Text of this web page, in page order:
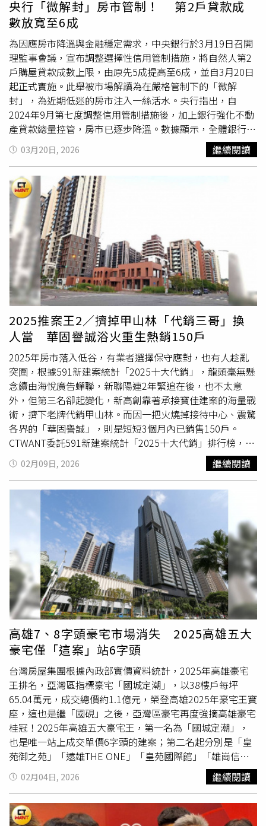
檻，貸款額度便受到限制，原本可貸4成，2024年9月20日
又再收緊剩3成，且無寬限期。然根據各大房仲與實價登錄
統計，六都新成屋近5年平均漲幅超過 50%，但高價住宅認
定標準卻10多年未配合大環境調整，引來業者不滿。房仲全
聯會理事長王瑞祺以台中豪宅門檻4,000萬元為例，有人2年
前購買時預售價3,800萬元，今年將交屋但房價增值已超過
豪宅門檻，貸款成數被迫限制最高3成，等同立即要面對7成
的自備款、也就是2,660萬元才能交屋，讓購屋人頭痛不
已。大台中不動產公會理事長蕭成忠就說，現在只要超過3
房，總價就會超過高價宅的門檻，所以3房、4房沒人要；台
中電梯別墅也幾乎都超過總價4,000萬元，但高額的自備
款，讓許多想三代同堂的家庭卻步，「央行不應該懲罰人口
多的房型！」中南部不少新透天產品、電梯別墅也都觸及豪
宅線，貸款最高只能3成，造成換屋民眾卻步。（圖／業者
提供）即將出任世界不動產聯合會總會會長的龍寶建設董事
長張麗莉即是血淋淋案例，她告訴CTWANT記者，龍寶在台
中近期交屋的案子，有近半戶數總價都超過台中豪宅貸款門
檻，4年前買賣條件可貸款55%，現在降為3成，導致近3成
的客戶面臨自備款不足。王瑞祺表示，這種案例在都會地區
很普遍，在此情況下，即使央行第二戶貸款略為鬆綁，仍難
以解決高總價產品的資金斷鍊問題，進而增加買賣雙方違約
與交易糾紛的風險。再回頭看看台北市，目前新建案平均單
價普遍站上120萬元，凡權狀50坪、室內30餘坪的新房，加
上車位總價即可能突破7,000萬元門檻。室內空間30坪即被
認定為豪宅，讓不少業者形容「政策導致市場畸形」。代銷
公會全聯會理事長戴嘉聖表示，有許多換屋需求的客戶，自
備款不夠，為了避免觸碰豪宅門檻，建商只能總價除上房價
來決定坪數。（圖／林榮芳攝）不動產代銷公會全聯會理事
長戴嘉聖就感嘆，這幾年全台房價都往上跑，政府對於豪宅
的認定金額卻一直沒動，早已和市場嚴重脫節，現在購買大
坪數產品必須先自備現金幾千萬元起跳，一般換屋族根本拿
不出這麼多現金，導致總價破豪宅線的產品都成了「票房毒
藥」，也逼得建商坪數只能越蓋越小。根據各地方平均成交
單價對應豪宅應有的百坪標準，新聯陽董事長王志祥建議，
台北市豪宅門檻應該提升到1.2億元，台中市也要調整到
5,000萬元，至於新北市和其他縣市則維持6,000萬元和
4,000萬元即可，「目前的豪宅門檻是10年前訂的，豪宅認
定標準應該也要與時俱進！」儘管政策門檻對一般換屋族造
成壓力，但他認為，對頂端客而言，貸款並非首要考量，決
定出手的關鍵在於產品的「絕對稀缺性」與「精準定位」。
王志祥觀察，這群客戶追求的是「比現有住家更高規格」的
升級體驗，例如國際級的團隊，或是豪宅車道的坡道比需達
到1:10至1:12，車位寬度至少2.75米…等細節規畫；此外，
比起單戶300坪的規劃，每戶約100坪、一次購入多戶的配
置更能精準切中這類客戶的需求。總結來看北市豪宅市場，
建商對產品細節的掌握度與定位策略，才是能否在高端住宅
市場脫穎而出的關鍵。
央行「微解封」房市管制！ 第2戶貸款成
數放寬至6成
為因應房市降溫與金融穩定需求，中央銀行於3月19日召開
理監事會議，宣布調整選擇性信用管制措施，將自然人第2
戶購屋貸款成數上限，由原先5成提高至6成，並自3月20日
起正式實施。此舉被市場解讀為在嚴格管制下的「微解
封」，為近期低迷的房市注入一絲活水。央行指出，自
2024年9月第七度調整信用管制措施後，加上銀行強化不動
產貸款總量控管，房市已逐步降溫。數據顯示，全體銀行不
動產貸款占總放款比率，已由2024年6月的37.6%高點，回
落至2026年2月的36.0%；不動產貸款年增率亦由9.4%降至
3.7%，顯示資金過度集中房市的情況已有改善。此外，房
價漲勢趨緩、交易量降溫，投機炒作情形也明顯減少。在此
背景下，央行考量部分民眾申請第2戶貸款主要為自住或家
庭需求，決定適度放寬限制，減輕換屋族資金壓力，同時兼
顧市場穩定。房市專家指出，雖僅放寬1成，但對需同時負
擔舊屋與新屋的族群而言，自備款壓力可望顯著降低，有助
打破近期買賣雙方僵局。央行第七波信用管制微調重點。
（圖／央行提供）央行鬆綁救房市 2026年迎久違甘霖住商
不動產企劃研究室執行總監徐佳馨認為，此次理監事會議釋
出善意，針對第二戶限貸令微調，為換屋族群解套，堪稱市
場久違的小驚喜，算回應市場的殷殷期盼。徐佳馨補充，央
行本次跌破眼鏡，針對換屋族的成數放寬，從五成放到六
成，除回應民意外，也是擔心不動產流動性受到影響，進而
產生系統性風險，雖然只有一成，但對產業信心有相當幫
助，也算回應市場的殷殷期盼。政策微調符期待 買賣僵局
浮現轉機大家房屋企劃研究室公關襄理賴志昶認為，如今央
行針對換屋族群最在意的第2戶房貸成數，由5成放寬至6
成，不僅符合各界對於「微調」的期待，也讓原本陷入僵局
的買賣雙方有轉圜餘地；此外，成數調升有助於大幅減輕換
屋族的自備款壓力，預計能帶動部分觀望的剛性買氣回流，
讓2025年低迷的房市交易量，在2026年總算迎來久違的甘
霖。產業迎洗牌總體檢 買方可望撿「甜甜價」賴志昶建
議，雖然央行略微鬆綁，但房市整體仍處於空頭盤整期，這
段時間依然是對第一線業者的「總體檢」。觀望氣氛雖稍有
緩解，但現金流較為緊縮的中小型業者，仍需留意斷鏈危
機，未來大者恆大情況將持續加劇；另一方面，隨著貸款成
數微幅放寬，部分面臨房屋持有成本漸高的成屋屋主心態已
調整，中古市場議價空間依然存在。對購屋人而言，此波市
場盤整仍是難得一遇的時機，建議有換屋需求的民眾，可秉
持「廣看屋、勤議價、勇下手」的原則，善用放寬的貸款成
數，在此時入手理想好宅。329檔期推了個寂寞 北台灣推案
量創15年新低新青安2.0要來了？ 財政部曝考量3面向軌道
經濟發威！三鶯線通車倒數 「這2區」房價飆
03月20日, 2026 繼續閱讀
2025推案王2／擠掉甲山林「代銷三哥」換
人當 華固譽誠浴火重生熱銷150戶
2025年房市落入低谷，有業者選擇保守應對，也有人趁亂
突圍，根據591新建案統計「2025十大代銷」，龍頭毫無懸
念續由海悅廣告蟬聯，新聯陽連2年緊追在後，也不太意
外，但第三名卻起變化，新高創靠著承接寶佳建案的海量戰
術，擠下老牌代銷甲山林。而因一把火燒掉接待中心、震驚
各界的「華固譽誠」，則是短短3個月內已銷售150戶。
CTWANT委託591新建案統計「2025十大代銷」排行榜，儘
管受信用管制與建商推案保守影響，代銷龍頭海悅去年仍以
接案總銷2,255億元、總戶數1.1萬戶奪冠，相較前年，接案
總銷僅微幅下調修正6%，指標案包括新北市永和區總銷
200億元的「漢皇River Sky」，以及板橋區108億元的「新
潤世界城」。 2024年，新聯陽與海悅僅差400億元之遙拿
下代銷「二把手」，去年再度靠著5筆百億級指標案挹注，
包括台北市文山區總銷400億元的「元利四季莊園二期」、
北投區360億元「華固創滙園區」、新北市板橋區220億元
「遠揚之森A⁺」，以及新店「華固譽誠」和桃園「新潤-安
曼莊園」各135億元，維持與海悅不到400億元的距離，以
接案總銷1,865億元，穩居市場第二大。 其中最引人關注的
是新店央北重劃區的「華固譽誠」，去年10月30日，就在
開案前一日，接待中心因一把大火付之一炬，但該案仍依照
既定計劃改在新聯陽總部銷售，然而銷況似乎不受影響，該
案平均單價9字頭，每戶總價約3000、4000萬元，根據實價
登錄，目前已有150筆成交紀錄，相當於全案總戶數近5成
的佳績。對此，新聯陽總經理張俊杰表示，該案因建商品牌
加持、產品定位符合市場需求，再加上目前央北線上預售案
稀少，為熱銷關鍵。 對於2026年推案布局，張俊杰表示，
新聯陽接案仍將以雙北及六都人口稠密、生活機能成熟的精
華區為主，今年目標推案量1,900 ~2,000億元，略高於去
年，已確定百億指標案有新北市板橋總銷120億元「遠揚之
森A⁺二部曲」、大陸建設總銷200億元新竹案，以及首度揮
師高雄推出的「國揚鉑御」，總銷120億元。 過去緊追海悅
後頭的甲山林，近年集團業務發展轉向代銷、營建雙軌並
進，再加上不景氣建商推案量下滑，前年接案量已被新聯陽
02月09日, 2026 繼續閱讀
高雄7、8字頭豪宅市場消失 2025高雄五大
豪宅僅「這案」站6字頭
台灣房屋集團根據內政部實價資料統計，2025年高雄豪宅
王排名，亞灣區指標豪宅「國城定潮」，以38樓戶每坪
65.04萬元，成交總價約1.1億元，榮登高雄2025年豪宅王寶
座，這也是繼「國硯」之後，亞灣區豪宅再度強摘高雄豪宅
桂冠！2025年高雄五大豪宅王，第一名為「國城定潮」，
也是唯一站上成交單價6字頭的建案；第二名起分別是「皇
苑御之苑」「遠雄THE ONE」「皇苑國際館」「雄崗信義
美術館」，單價分別皆有5字頭。其中，五大豪宅中「國城
定潮」及「遠雄THE ONE」皆為近年亞灣區新興豪宅代表
作。台灣房屋亞洲新灣區加盟店店東劉沛緹表示，亞灣區為
高雄近年主力發展計畫，區段具備獨特且難以複製的港灣景
02月04日, 2026 繼續閱讀